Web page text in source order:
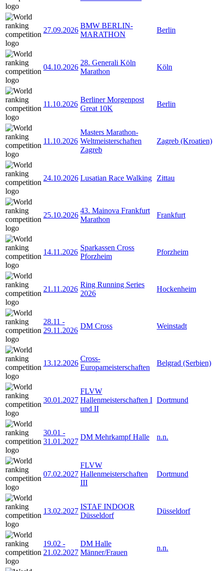
27.09.2026
BMW BERLIN-
MARATHON
Berlin
04.10.2026
28. Generali Köln
Marathon
Köln
11.10.2026
Berliner Morgenpost
Great 10K
Berlin
11.10.2026
Masters Marathon-
Weltmeisterschaften
Zagreb
Zagreb (Kroatien)
24.10.2026 Lusatian Race Walking Zittau
25.10.2026
43. Mainova Frankfurt
Marathon
Frankfurt
14.11.2026
Sparkassen Cross
Pforzheim
Pforzheim
21.11.2026
Ring Running Series
2026
Hockenheim
28.11 -
29.11.2026
DM Cross Weinstadt
13.12.2026
Cross-
Europameisterschaften
Belgrad (Serbien)
30.01.2027
FLVW
Hallenmeisterschaften I
und II
Dortmund
30.01 -
31.01.2027
DM Mehrkampf Halle n.n.
07.02.2027
FLVW
Hallenmeisterschaften
III
Dortmund
13.02.2027
ISTAF INDOOR
Düsseldorf
Düsseldorf
19.02 -
21.02.2027
DM Halle
Männer/Frauen
n.n.